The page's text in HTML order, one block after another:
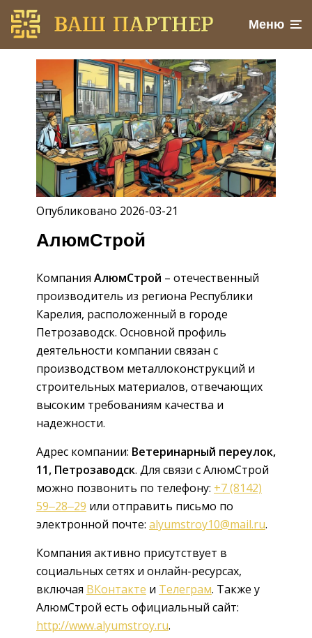
Меню
Опубликовано 2026-03-21
АлюмСтрой
Компания АлюмСтрой – отечественный
производитель из региона Республики
Карелия, расположенный в городе
Петрозаводск. Основной профиль
деятельности компании связан с
производством металлоконструкций и
строительных материалов, отвечающих
высоким требованиям качества и
надежности.
Адрес компании: Ветеринарный переулок,
11, Петрозаводск. Для связи с АлюмСтрой
можно позвонить по телефону: +7 (8142)
59‒28‒29 или отправить письмо по
электронной почте: alyumstroy10@mail.ru.
Компания активно присутствует в
социальных сетях и онлайн-ресурсах,
включая ВКонтакте и Телеграм. Также у
АлюмСтрой есть официальный сайт:
http://www.alyumstroy.ru.